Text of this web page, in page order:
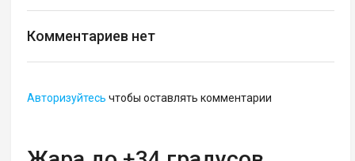
Комментариев нет
Авторизуйтесь чтобы оставлять комментарии